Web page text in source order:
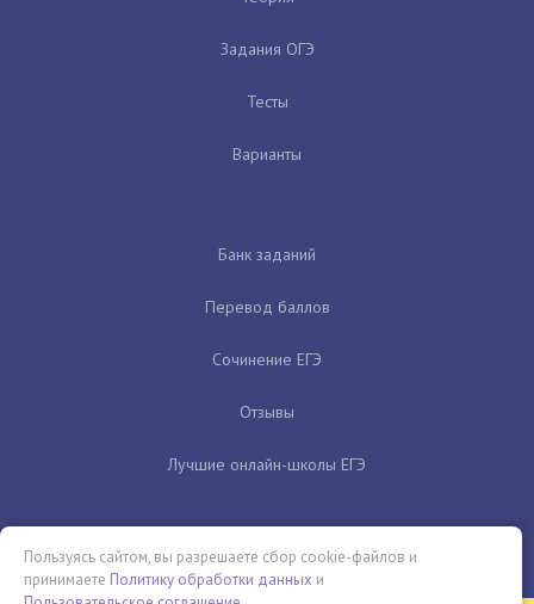
Задания ОГЭ
Тесты
Варианты
Банк заданий
Перевод баллов
Сочинение ЕГЭ
Отзывы
Лучшие онлайн-школы ЕГЭ
Пользуясь сайтом, вы разрешаете сбор cookie-файлов и
принимаете Политику обработки данных и